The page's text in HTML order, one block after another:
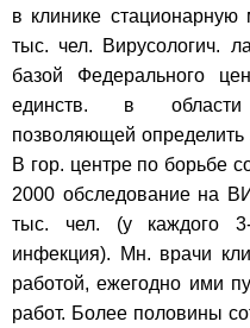
в клинике
тыс. чел. Вирусологич.
базой Федерального
единств. в области
позволяющей
В гор. центре по борьбе
2000 обследование на
тыс. чел. (у каждого
инфекция). Мн. врачи
работой, ежегодно ими
работ. Более половины